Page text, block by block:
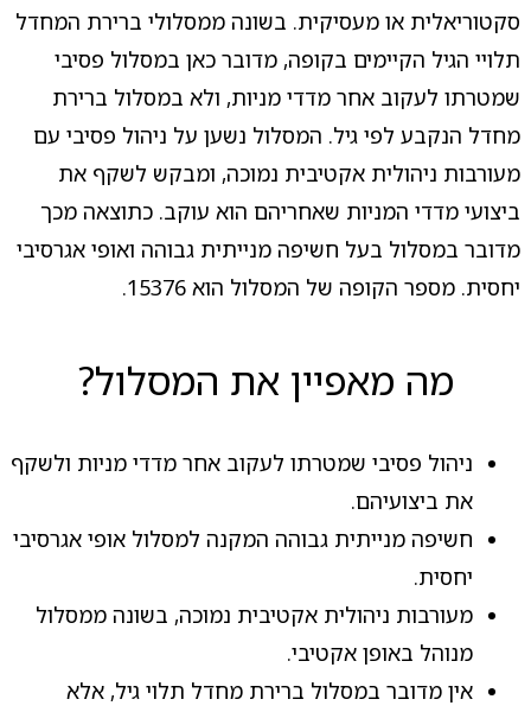
סקטוריאלית או מעסיקית. בשונה ממסלולי ברירת המחדל
תלויי הגיל הקיימים בקופה, מדובר כאן במסלול פסיבי
שמטרתו לעקוב אחר מדדי מניות, ולא במסלול ברירת
מחדל הנקבע לפי גיל. המסלול נשען על ניהול פסיבי עם
מעורבות ניהולית אקטיבית נמוכה, ומבקש לשקף את
ביצועי מדדי המניות שאחריהם הוא עוקב. כתוצאה מכך
מדובר במסלול בעל חשיפה מנייתית גבוהה ואופי אגרסיבי
יחסית. מספר הקופה של המסלול הוא 15376.
מה מאפיין את המסלול?
ניהול פסיבי שמטרתו לעקוב אחר מדדי מניות ולשקף
את ביצועיהם.
חשיפה מנייתית גבוהה המקנה למסלול אופי אגרסיבי
יחסית.
מעורבות ניהולית אקטיבית נמוכה, בשונה ממסלול
מנוהל באופן אקטיבי.
אין מדובר במסלול ברירת מחדל תלוי גיל, אלא